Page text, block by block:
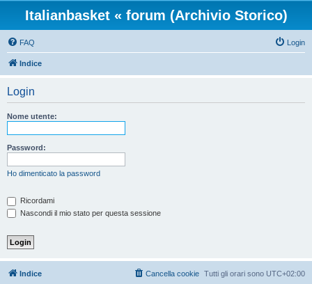
Italianbasket « forum (Archivio Storico)
FAQ Login
Indice
Login
Nome utente:
Password:
Ho dimenticato la password
Ricordami
Nascondi il mio stato per questa sessione
Indice Tutti gli orari sono UTC+02:00
Cancella cookie